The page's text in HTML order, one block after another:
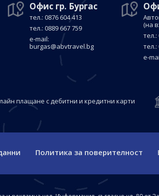
Офис гр. Бургас
тел.: 0876 604 413
тел.: 0889 667 759
е-mail:
burgas@abvtravel.bg
(на
тел.:
тел.:
е-
плащане с дебитни и кредитни карти
Политика за поверителност